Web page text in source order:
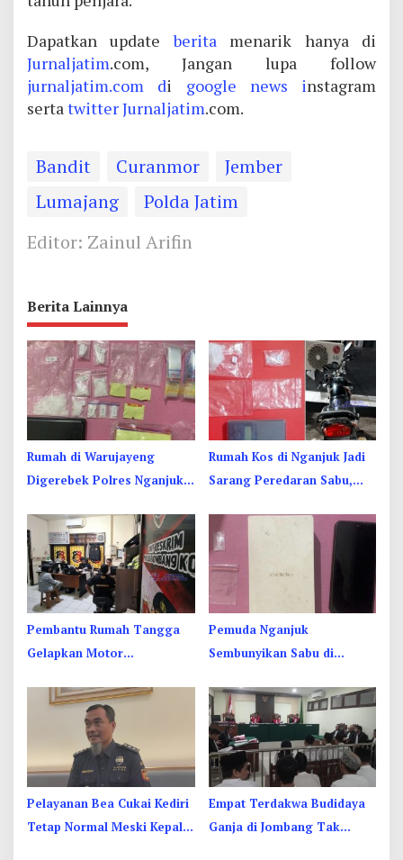
Dapatkan updateberitamenarik hanya di
Jurnaljatim.com, Jangan lupa follow
jurnaljatim.com di google news instagram
sertatwitterJurnaljatim.com.
Bandit Curanmor
Jember
Lumajang
Polda Jatim
Editor: Zainul Arifin
Berita Lainnya
Rumah di Warujayeng
Digerebek Polres Nganjuk,
Rumah Kos di Nganjuk Jadi
Sarang Peredaran Sabu,
Kediri Ditangkap
Pembantu Rumah Tangga
Gelapkan Motor
Begini Aksi Liciknya
Pemuda Nganjuk
Sembunyikan Sabu di
Ketahuan Juga
Pelayanan Bea Cukai Kediri
Tetap Normal Meski Kepala
Empat Terdakwa Budidaya
Ganja di Jombang Tak